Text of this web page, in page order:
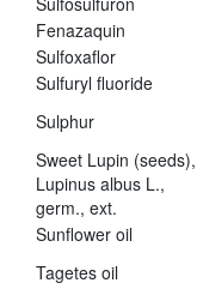
Fenazaquin
Sulfoxaflor
Sulfuryl fluoride
Sulphur
Sweet Lupin (seeds),
Lupinus albus L.,
germ., ext.
Sunflower oil
Tagetes oil